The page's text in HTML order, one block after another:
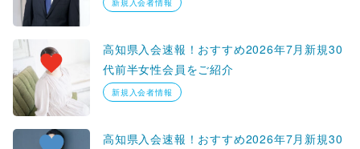
新規入会者情報
高知県入会速報！おすすめ2026年7月新規30
代前半女性会員をご紹介
新規入会者情報
高知県入会速報！おすすめ2026年7月新規30